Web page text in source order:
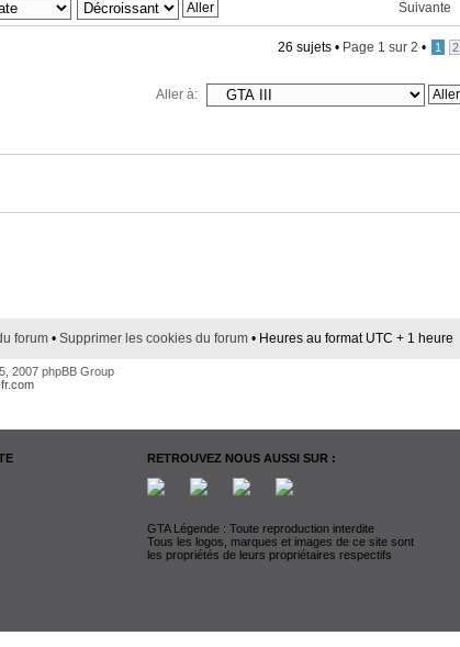
Suivante
26 sujets • Page 1 sur 2 • 1 2
Aller à:
forum • Supprimer les cookies du forum • Heures au format UTC + 1 heure
2007 phpBB Group
RETROUVEZ NOUS AUSSI SUR :
GTA Légende : Toute reproduction interdite
Tous les logos, marques et images de ce site sont
les propriétés de leurs propriétaires respectifs